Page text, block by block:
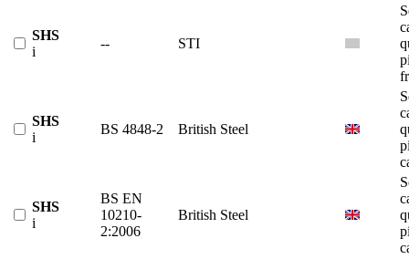
SHS
i
-- STI
SHS
i
BS 4848-2 British Steel
SHS
i
BS EN
10210-
2:2006
British Steel